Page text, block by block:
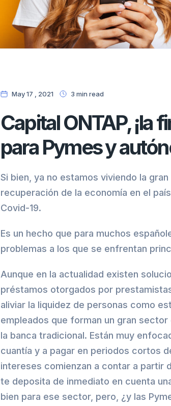
May 17 , 2021 3 min read
Capital ONTAP, ¡la
para Pymes y
Si bien, ya no estamos viviendo la
recuperación de la economía en el
Covid-19.
Es un hecho que para muchos
problemas a los que se enfrentan
Aunque en la actualidad existen
préstamos otorgados por
aliviar la liquidez de personas como
empleados que forman un gran
la banca tradicional. Están muy
cuantía y a pagar en periodos cortos
intereses comienzan a contar a partir
te deposita de inmediato en cuenta
bien para ese sector, pero, ¿y las